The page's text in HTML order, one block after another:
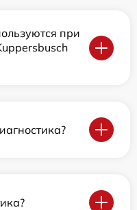
при